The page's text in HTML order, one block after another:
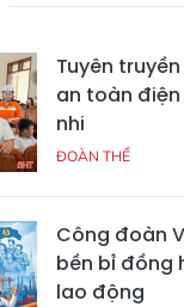
Tuyên
an toàn
nhi
ĐOÀN THỂ
Công đoàn
bền bỉ đồng
lao động